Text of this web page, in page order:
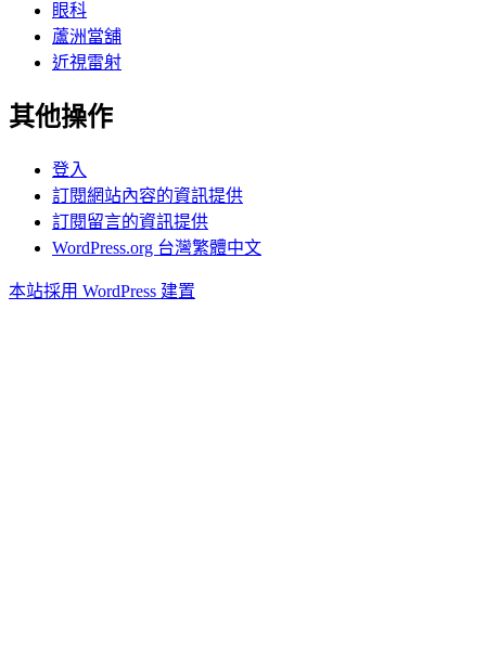
眼科
蘆洲當舖
近視雷射
其他操作
登入
訂閱網站內容的資訊提供
訂閱留言的資訊提供
WordPress.org 台灣繁體中文
本站採用 WordPress 建置